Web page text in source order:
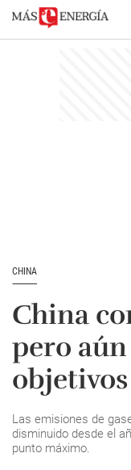
CHINA
China
pero aún
objetivos
Las emisiones de
disminuido desde el
punto máximo.